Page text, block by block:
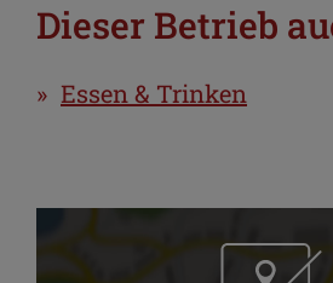
Dieser Betrieb
Essen & Trinken